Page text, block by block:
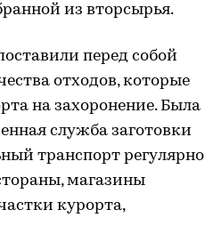
из вторсырья.
перед собой
отходов, которые
на захоронение. Была
служба заготовки
транспорт регулярно
магазины
курорта,